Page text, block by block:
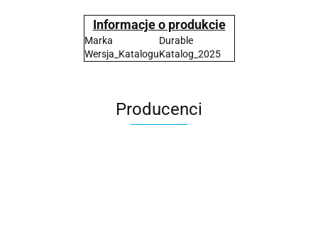
Informacje o produkcie
Marka
Durable
Wersja_KataloguKatalog_2025
Producenci